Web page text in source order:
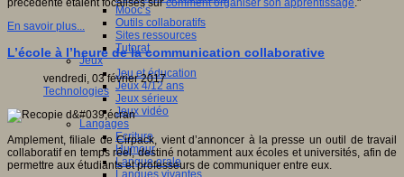
Mooc’s
Outils collaboratifs
Sites ressources
Tutorat
Jeux
Jeu et éducation
Jeux 4/12 ans
Jeux sérieux
Jeux vidéo
Langages
Ecriture
Humour
Langue orale
Langues vivantes
précédente étaient focalisés surcomment organiser son apprentissage."
En savoir plus...
L’école à l’heure de la communication collaborative
vendredi, 03 février 2017
Technologies
Amplement, filiale de Cirpack, vient d’annoncer à la presse un outil de travail
collaboratif en temps réel, destiné notamment aux écoles et universités, afin de
permettre aux étudiants et professeurs de communiquer entre eux.